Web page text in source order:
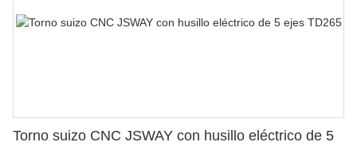
Torno suizo CNC JSWAY con husillo eléctrico de 5